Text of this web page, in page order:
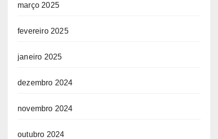
março 2025
fevereiro 2025
janeiro 2025
dezembro 2024
novembro 2024
outubro 2024